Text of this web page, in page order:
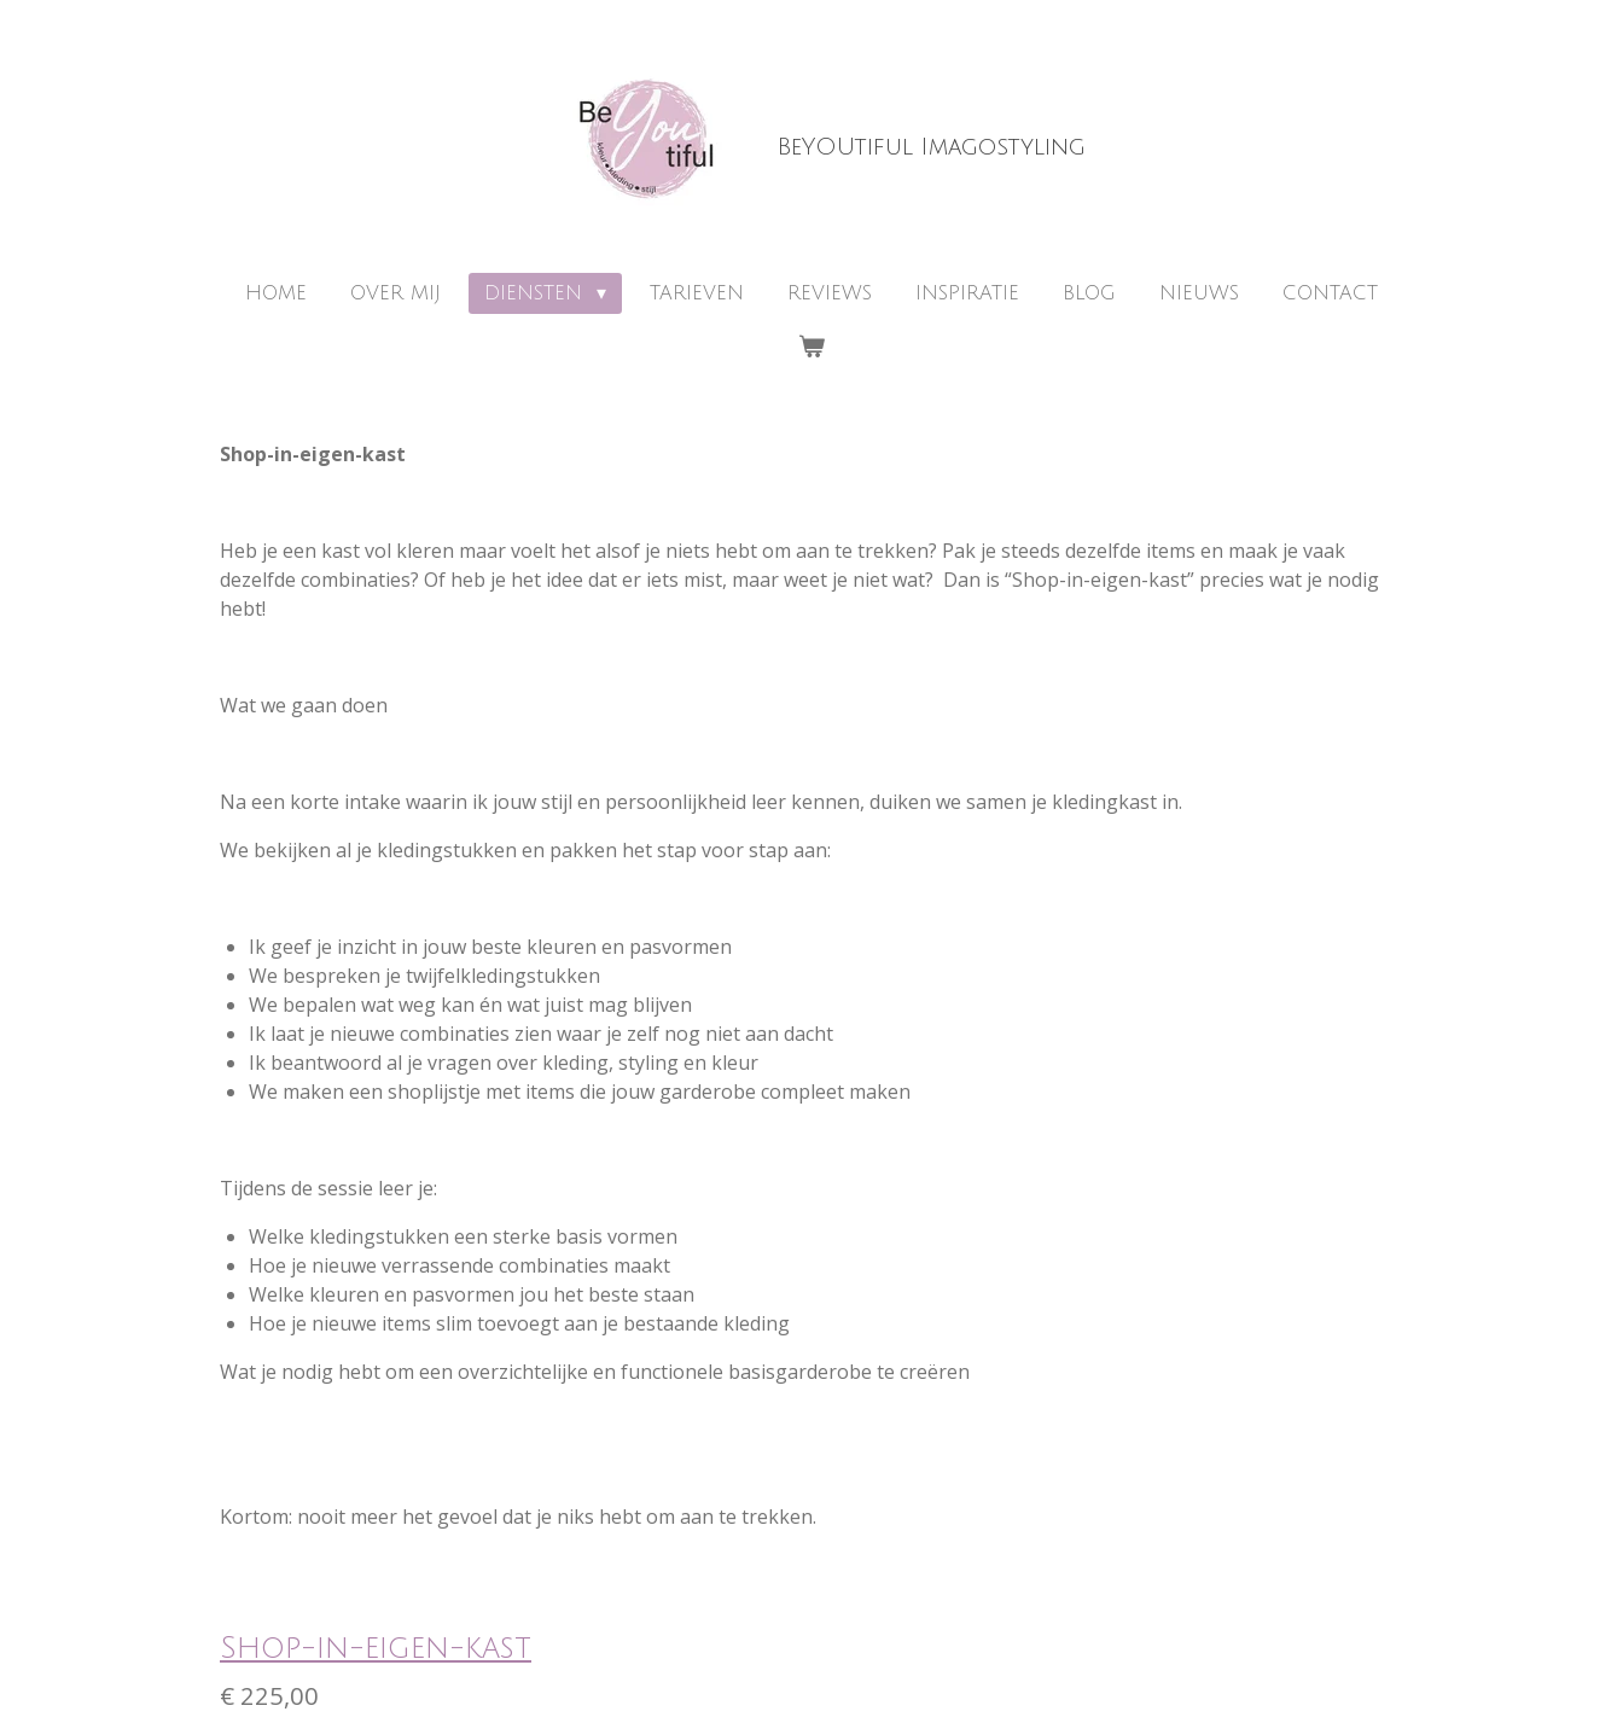
BeYOUtiful Imagostyling
HOME OVER MIJ DIENSTEN TARIEVEN REVIEWS INSPIRATIE BLOG NIEUWS CONTACT
Shop-in-eigen-kast
Heb je een kast vol kleren maar voelt het alsof je niets hebt om aan te trekken? Pak je steeds dezelfde items en maak je vaak
dezelfde combinaties? Of heb je het idee dat er iets mist, maar weet je niet wat? Dan is “Shop-in-eigen-kast” precies wat je nodig
hebt!
Wat we gaan doen
Na een korte intake waarin ik jouw stijl en persoonlijkheid leer kennen, duiken we samen je kledingkast in.
We bekijken al je kledingstukken en pakken het stap voor stap aan:
Ik geef je inzicht in jouw beste kleuren en pasvormen
We bespreken je twijfelkledingstukken
We bepalen wat weg kan én wat juist mag blijven
Ik laat je nieuwe combinaties zien waar je zelf nog niet aan dacht
Ik beantwoord al je vragen over kleding, styling en kleur
We maken een shoplijstje met items die jouw garderobe compleet maken
Tijdens de sessie leer je:
Welke kledingstukken een sterke basis vormen
Hoe je nieuwe verrassende combinaties maakt
Welke kleuren en pasvormen jou het beste staan
Hoe je nieuwe items slim toevoegt aan je bestaande kleding
Wat je nodig hebt om een overzichtelijke en functionele basisgarderobe te creëren
Kortom: nooit meer het gevoel dat je niks hebt om aan te trekken.
Shop-in-eigen-kast
€ 225,00